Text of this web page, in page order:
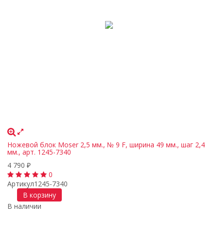
Ножевой блок Moser 2,5 мм., № 9 F, ширина 49 мм., шаг 2,4
мм., арт. 1245-7340
4 790 ₽
0
Артикул1245-7340
В корзину
В наличии